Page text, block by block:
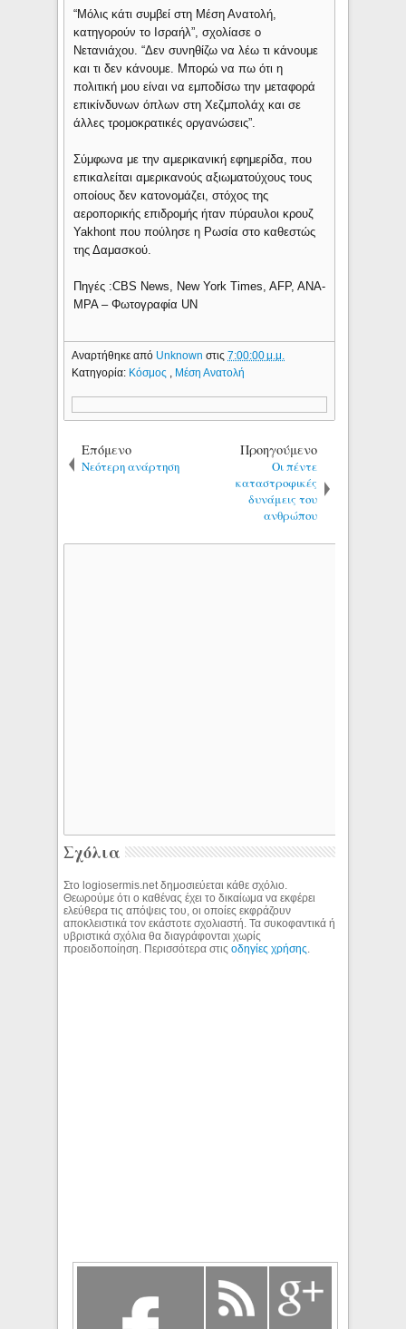
“Μόλις κάτι συμβεί στη Μέση Ανατολή,
κατηγορούν το Ισραήλ”, σχολίασε ο
Νετανιάχου. “Δεν συνηθίζω να λέω τι κάνουμε
και τι δεν κάνουμε. Μπορώ να πω ότι η
πολιτική μου είναι να εμποδίσω την μεταφορά
επικίνδυνων όπλων στη Χεζμπολάχ και σε
άλλες τρομοκρατικές οργανώσεις”.
Σύμφωνα με την αμερικανική εφημερίδα, που
επικαλείται αμερικανούς αξιωματούχους τους
οποίους δεν κατονομάζει, στόχος της
αεροπορικής επιδρομής ήταν πύραυλοι κρουζ
Yakhont που πούλησε η Ρωσία στο καθεστώς
της Δαμασκού.
Πηγές :CBS News, New York Times, AFP, ANA-
MPA – Φωτογραφία UN
Αναρτήθηκε από Unknownστις7:00:00 μ.μ.
Κατηγορία: Κόσμος Μέση Ανατολή
Επόμενο
Νεότερη ανάρτηση
Προηγούμενο
Οι πέντε
καταστροφικές
δυνάμεις του
ανθρώπου
Σχόλια
Στο logiosermis.net δημοσιεύεται κάθε σχόλιο.
Θεωρούμε ότι ο καθένας έχει το δικαίωμα να εκφέρει
ελεύθερα τις απόψεις του, οι οποίες εκφράζουν
αποκλειστικά τον εκάστοτε σχολιαστή. Τα συκοφαντικά ή
υβριστικά σχόλια θα διαγράφονται χωρίς
προειδοποίηση. Περισσότερα στιςοδηγίες χρήσης